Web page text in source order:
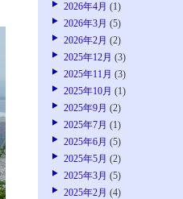
2026年4月 (1)
2026年3月 (5)
2026年2月 (2)
2025年12月 (3)
2025年11月 (3)
2025年10月 (1)
2025年9月 (2)
2025年7月 (1)
2025年6月 (5)
2025年5月 (2)
2025年3月 (5)
2025年2月 (4)